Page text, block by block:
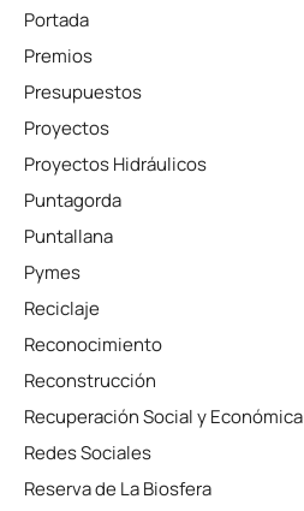
Portada
Premios
Presupuestos
Proyectos
Proyectos Hidráulicos
Puntagorda
Puntallana
Pymes
Reciclaje
Reconocimiento
Reconstrucción
Recuperación Social y Económica
Redes Sociales
Reserva de La Biosfera